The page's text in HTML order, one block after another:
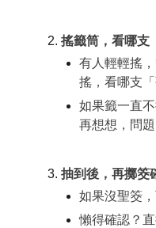
2. 搖籤筒，看哪支
有人輕輕搖
搖，看哪支「
如果籤一直
再想想，問題
3. 抽到後，再擲筊
如果沒聖筊
懶得確認？